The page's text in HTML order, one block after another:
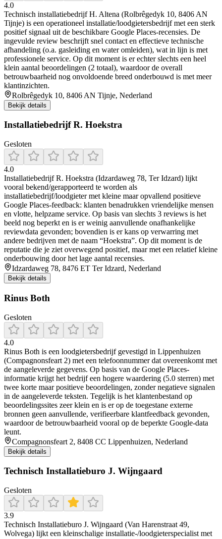
4.0
Technisch installatiebedrijf H. Altena (Rolbrêgedyk 10, 8406 AN
Tijnje) is een operationeel installatie/loodgietersbedrijf met een sterk
positief signaal uit de beschikbare Google Places-recensies. De
ingevulde review beschrijft snel contact en effectieve technische
afhandeling (o.a. gasleiding en water omleiden), wat in lijn is met
professionele service. Op dit moment is er echter slechts een heel
klein aantal beoordelingen (2 totaal), waardoor de overall
betrouwbaarheid nog onvoldoende breed onderbouwd is met meer
klantinzichten.
Rolbrêgedyk 10, 8406 AN Tijnje, Nederland
Bekijk details
Installatiebedrijf R. Hoekstra
Gesloten
4.0
Installatiebedrijf R. Hoekstra (Idzardaweg 78, Ter Idzard) lijkt
vooral bekend/gerapporteerd te worden als
installatiebedrijf/loodgieter met kleine maar opvallend positieve
Google Places-feedback: klanten benadrukken vriendelijke mensen
en vlotte, helpzame service. Op basis van slechts 3 reviews is het
beeld nog beperkt en is er weinig aanvullende onafhankelijke
reviewdata gevonden; bovendien is er kans op verwarring met
andere bedrijven met de naam “Hoekstra”. Op dit moment is de
reputatie die je ziet overwegend positief, maar met een relatief kleine
onderbouwing door het lage aantal recensies.
Idzardaweg 78, 8476 ET Ter Idzard, Nederland
Bekijk details
Rinus Both
Gesloten
4.0
Rinus Both is een loodgietersbedrijf gevestigd in Lippenhuizen
(Compagnonsfeart 2) met een telefoonnummer dat overeenkomt met
de aangeleverde gegevens. Op basis van de Google Places-
informatie krijgt het bedrijf een hogere waardering (5.0 sterren) met
twee korte maar positieve beoordelingen, zonder negatieve signalen
in de aangeleverde teksten. Tegelijk is het klantenbestand op
beoordelingssites zeer klein en is er op de toegestane externe
bronnen geen aanvullende, verifieerbare klantfeedback gevonden,
waardoor de betrouwbaarheid vooral op de beperkte Google-data
leunt.
Compagnonsfeart 2, 8408 CC Lippenhuizen, Nederland
Bekijk details
Technisch Installatieburo J. Wijngaard
Gesloten
3.9
Technisch Installatieburo J. Wijngaard (Van Harenstraat 49,
Wolvega) lijkt een kleinschalige installatie-/loodgieterspecialist met